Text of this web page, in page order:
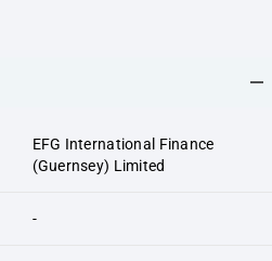
EFG International Finance
(Guernsey) Limited
-